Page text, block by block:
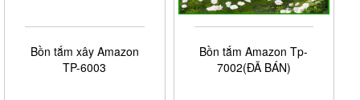
Bồn tắm xây Amazon
TP-6003
Bồn tắm Amazon Tp-
7002(ĐÃ BÁN)